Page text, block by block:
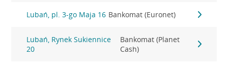
Lubań, pl. 3-go Maja 16 Bankomat (Euronet)
Lubań, Rynek Sukiennice
20
Bankomat (Planet
Cash)